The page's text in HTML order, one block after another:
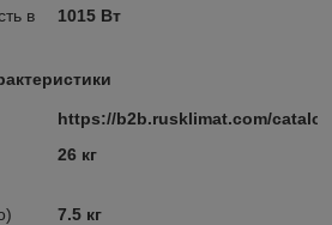
в
1015 Вт
https://b2b.rusklimat.com/
26 кг
7.5 кг